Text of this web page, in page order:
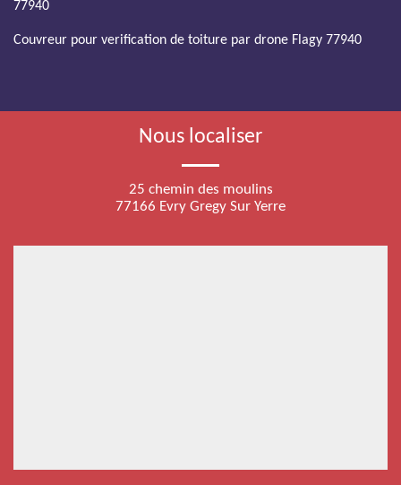
77940
Couvreur pour verification de toiture par drone Flagy 77940
Nous localiser
25 chemin des moulins
77166 Evry Gregy Sur Yerre